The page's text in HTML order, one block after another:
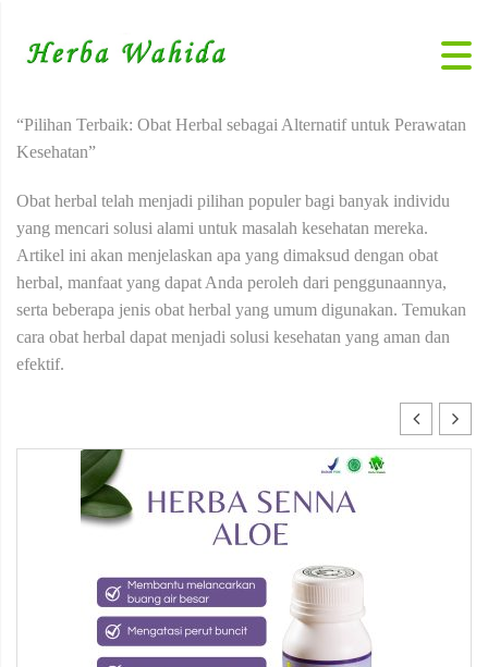
“Pilihan Terbaik: Obat Herbal sebagai Alternatif untuk Perawatan
Kesehatan”
Obat herbal telah menjadi pilihan populer bagi banyak individu
yang mencari solusi alami untuk masalah kesehatan mereka.
Artikel ini akan menjelaskan apa yang dimaksud dengan obat
herbal, manfaat yang dapat Anda peroleh dari penggunaannya,
serta beberapa jenis obat herbal yang umum digunakan. Temukan
cara obat herbal dapat menjadi solusi kesehatan yang aman dan
efektif.